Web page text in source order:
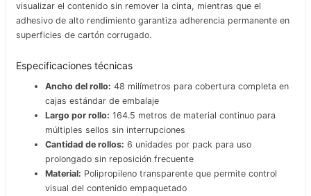
visualizar el contenido sin remover la cinta, mientras que el
adhesivo de alto rendimiento garantiza adherencia permanente en
superficies de cartón corrugado.
Especificaciones técnicas
Ancho del rollo: 48 milímetros para cobertura completa en
cajas estándar de embalaje
Largo por rollo: 164.5 metros de material continuo para
múltiples sellos sin interrupciones
Cantidad de rollos: 6 unidades por pack para uso
prolongado sin reposición frecuente
Material: Polipropileno transparente que permite control
visual del contenido empaquetado